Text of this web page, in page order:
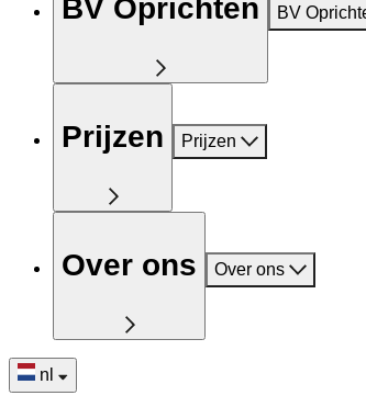
BV Oprichten BV
Prijzen Prijzen
Over ons Over ons
nl